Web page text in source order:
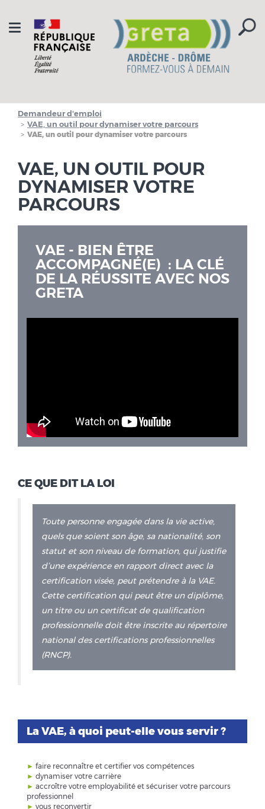
Toggle
navigation
Demandeur d'emploi
VAE, un outil pour dynamiser votre parcours
VAE, un outil pour dynamiser votre parcours
VAE, UN OUTIL POUR
DYNAMISER VOTRE
PARCOURS
VAE - BIEN ÊTRE
ACCOMPAGNÉ(E) : LA CLÉ
DE LA RÉUSSITE AVEC NOS
GRETA
CE QUE DIT LA LOI
Toute personne engagée dans la vie active,
quels que soient son âge, sa nationalité, son
statut et son niveau de formation, qui justifie
d’une expérience en rapport direct avec la
certification visée, peut prétendre à la VAE.
Cette certification qui peut être un diplôme,
un titre ou un certificat de qualification
professionnelle doit être inscrite au répertoire
national des certifications professionnelles
(RNCP).
La VAE, à quoi peut-elle vous servir ?
► faire reconnaître et certifier vos compétences
► dynamiser votre carrière
► accroître votre employabilité et sécuriser votre parcours
professionnel
► vous reconvertir